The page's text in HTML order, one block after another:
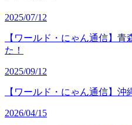
2025/07/12
【ワールド・にゃん通信】
た！
2025/09/12
【ワールド・にゃん通信】沖
2026/04/15